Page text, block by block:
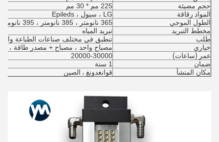
حجم مضيئة
225 مم * 30 مم
المواد رقاقة
LG ، سيول ، Epileds
الطول الموجي
365 نانومتر ، 385 نانومتر ، 395 نانومتر ، 405 نانومتر
مخطط التبريد
تبريد المياه
طلب
تنطبق في مختلف صناعات الطباعة
خياري
مصباح واحد ، مصباح + مصدر طاقة ،
عمر (ساعات)
20000-30000
ضمان
1 سنة
مكان المنشأ
قوانغدونغ ، الصين